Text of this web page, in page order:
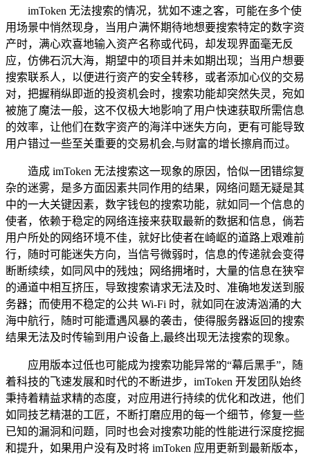
imToken 无法搜索的情况，犹如不速之客，可能在多个使
用场景中悄然现身，当用户满怀期待地想要搜索特定的数字资
产时，满心欢喜地输入资产名称或代码，却发现界面毫无反
应，仿佛石沉大海，期望中的项目并未如期出现；当用户想要
搜索联系人，以便进行资产的安全转移，或者添加心仪的交易
对，把握稍纵即逝的投资机会时，搜索功能却突然失灵，宛如
被施了魔法一般，这不仅极大地影响了用户快速获取所需信息
的效率，让他们在数字资产的海洋中迷失方向，更有可能导致
用户错过一些至关重要的交易机会,与财富的增长擦肩而过。
造成 imToken 无法搜索这一现象的原因，恰似一团错综复
杂的迷雾，是多方面因素共同作用的结果，网络问题无疑是其
中的一大关键因素，数字钱包的搜索功能，就如同一个信息的
使者，依赖于稳定的网络连接来获取最新的数据和信息，倘若
用户所处的网络环境不佳，就好比使者在崎岖的道路上艰难前
行，随时可能迷失方向，当信号微弱时，信息的传递就会变得
断断续续，如同风中的残烛；网络拥堵时，大量的信息在狭窄
的通道中相互挤压，导致搜索请求无法及时、准确地发送到服
务器；而使用不稳定的公共 Wi-Fi 时，就如同在波涛汹涌的大
海中航行，随时可能遭遇风暴的袭击，使得服务器返回的搜索
结果无法及时传输到用户设备上,最终出现无法搜索的现象。
应用版本过低也可能成为搜索功能异常的“幕后黑手”，随
着科技的飞速发展和时代的不断进步，imToken 开发团队始终
秉持着精益求精的态度，对应用进行持续的优化和改进，他们
如同技艺精湛的工匠，不断打磨应用的每一个细节，修复一些
已知的漏洞和问题，同时也会对搜索功能的性能进行深度挖掘
和提升，如果用户没有及时将 imToken 应用更新到最新版本，